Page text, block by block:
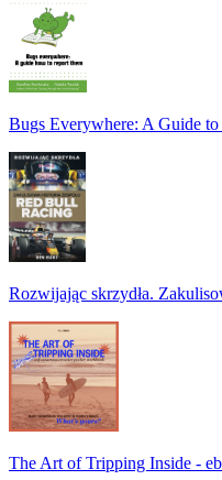
Bugs Everywhere: A Guide
Rozwijając skrzydła.
The Art of Tripping Inside -